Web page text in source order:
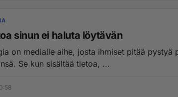
sinun ei haluta löytävän
on medialle aihe, josta ihmiset pitää pystyä
Se kun sisältää tietoa, ...